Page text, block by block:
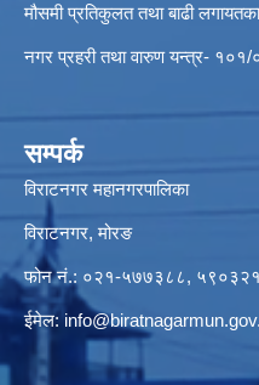
मौसमी प्रतिकुलत तथा बाढी
नगर प्रहरी तथा वारुण यन्त्र-
सम्पर्क
विराटनगर महानगरपालिका
विराटनगर, मोरङ
फोन नं.: ०२१-५७७३८८,
ईमेल: